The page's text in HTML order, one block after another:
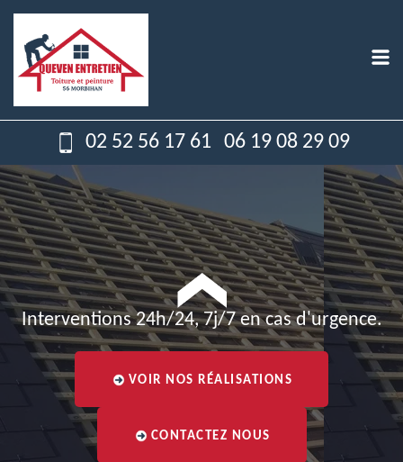
02 52 56 17 61 06 19 08 29 09
Interventions 24h/24, 7j/7 en cas d'urgence.
VOIR NOS RÉALISATIONS
CONTACTEZ NOUS